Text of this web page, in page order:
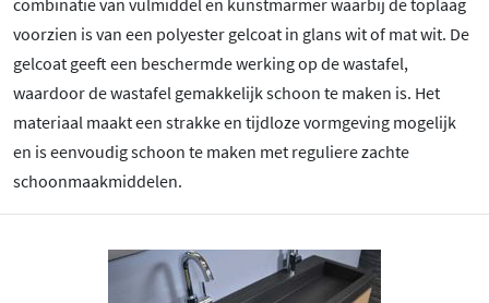
combinatie van vulmiddel en kunstmarmer waarbij de toplaag
voorzien is van een polyester gelcoat in glans wit of mat wit. De
gelcoat geeft een beschermde werking op de wastafel,
waardoor de wastafel gemakkelijk schoon te maken is. Het
materiaal maakt een strakke en tijdloze vormgeving mogelijk
en is eenvoudig schoon te maken met reguliere zachte
schoonmaakmiddelen.